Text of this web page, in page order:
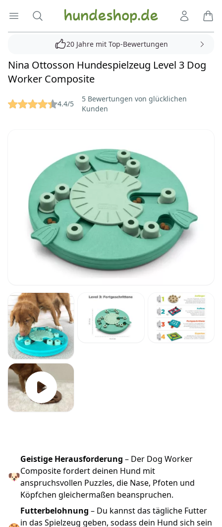
Menü öffnen
Suche Hundeshop.de
20 Jahre mit Top-Bewertungen
Nina Ottosson Hundespielzeug Level 3 Dog
Worker Composite
Reviews 4.4/5
5 Bewertungen von glücklichen
Kunden
🐶
Geistige Herausforderung – Der Dog Worker
Composite fordert deinen Hund mit
anspruchsvollen Puzzles, die Nase, Pfoten und
Köpfchen gleichermaßen beanspruchen.
Futterbelohnung – Du kannst das tägliche Futter
in das Spielzeug geben, sodass dein Hund sich sein